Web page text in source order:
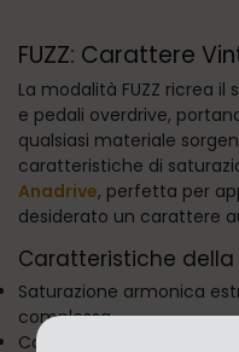
FUZZ: Carattere
La modalità FUZZ ricrea
e pedali overdrive,
qualsiasi materiale
caratteristiche di
Anadrive, perfetta per
desiderato un carattere
Caratteristiche della
Saturazione armonica
complessa
Compressione pesante